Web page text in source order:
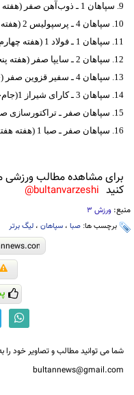
9. سپاهان 1 ـ ذوب‌آهن صفر (هفته دوم لیگ 15)
10. سپاهان 4 ـ پرسپولیس 2 (هفته سوم لیگ 15)
11. سپاهان 1 ـ فولاد 1 (هفته چهارم لیگ 15)
12. سپاهان 2 ـ سایپا صفر (هفته پنجم لیگ 15)
13. سپاهان 4 ـ سفیر قزوین صفر (جام‌حذفی دوره یک شانزدهم)
14. سپاهان 3 ـ کارای شیراز 1(جام‌حذفی یک دوره هشتم)
15. سپاهان صفر ـ تراکتورسازی صفر (هفته ششم لیگ 15)
16. سپاهان صفر ـ صبا 1 (هفته هفتم لیگ 15)
برای مشاهده مطالب ورزشی
کنید bultanvarzeshi@
منبع: ورزش 3
برچسب ها: صبا ، سپاهان ، لیگ برتر
شما می توانید مطالب و تصاویر خود را
bultannews@gmail.com